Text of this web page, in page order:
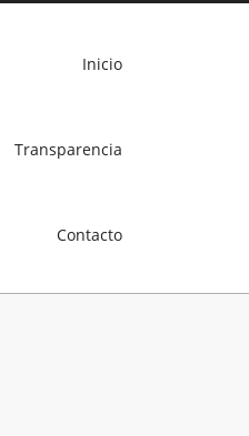
Inicio
Transparencia
Contacto